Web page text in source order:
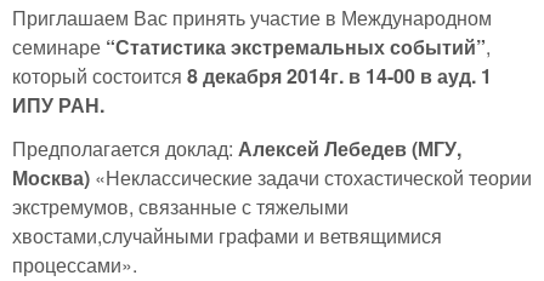
Приглашаем Вас принять участие в Международном
семинаре “Статистика экстремальных событий”,
который состоится 8 декабря 2014г. в 14-00 в ауд. 1
ИПУ РАН.
Предполагается доклад: Алексей Лебедев (МГУ,
Москва) «Неклассические задачи стохастической теории
экстремумов, связанные с тяжелыми
хвостами,случайными графами и ветвящимися
процессами».